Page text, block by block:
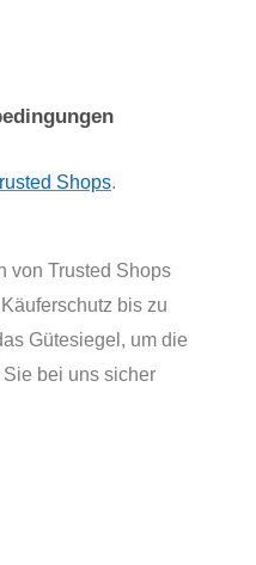
Shops.
von Trusted Shops
bis zu
Gütesiegel, um die
bei uns sicher